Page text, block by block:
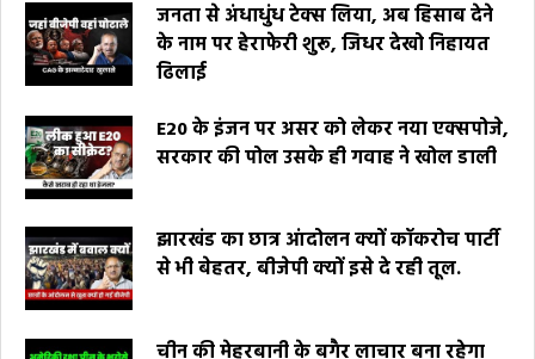
जनता से अंधाधुंध टेक्स लिया, अब हिसाब देने
के नाम पर हेराफेरी शुरू, जिधर देखो निहायत
ढिलाई
E20 के इंजन पर असर को लेकर नया एक्सपोजे,
सरकार की पोल उसके ही गवाह ने खोल डाली
झारखंड का छात्र आंदोलन क्यों कॉकरोच पार्टी
से भी बेहतर, बीजेपी क्यों इसे दे रही तूल.
चीन की मेहरबानी के बगैर लाचार बना रहेगा